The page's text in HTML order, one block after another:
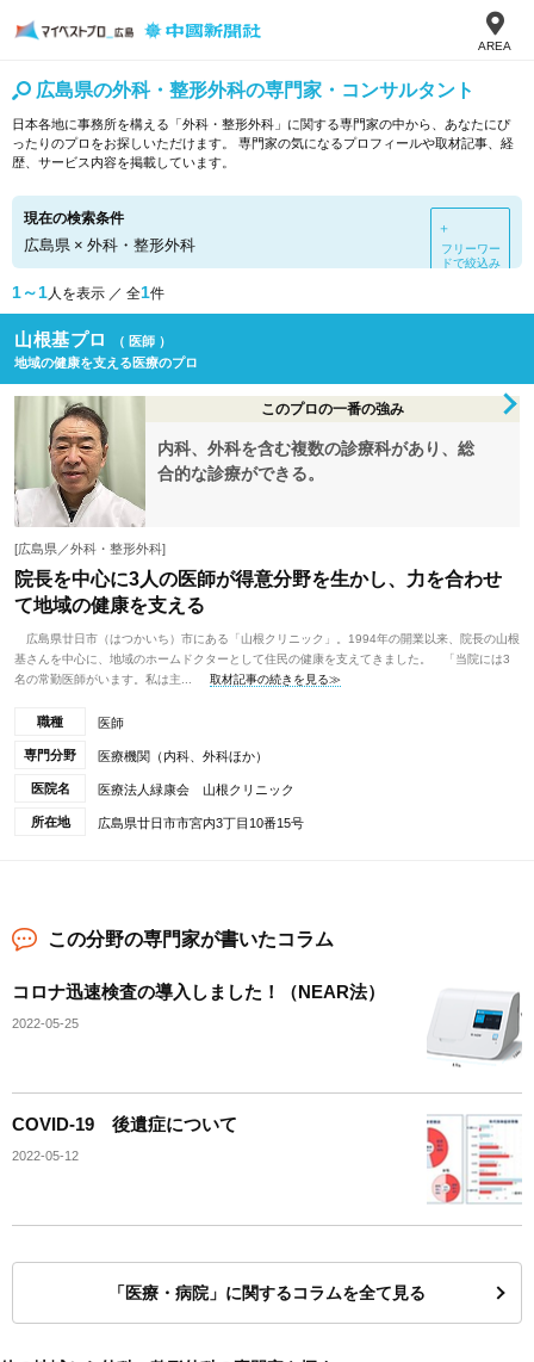
AREA
広島県の外科・整形外科の専門家・コンサルタント
日本各地に事務所を構える「外科・整形外科」に関する専門家の中から、あなたにぴ
ったりのプロをお探しいただけます。 専門家の気になるプロフィールや取材記事、経
歴、サービス内容を掲載しています。
現在の検索条件
広島県 × 外科・整形外科
＋
フリーワー
ドで絞込み
1～1人を表示 ／ 全1件
山根基プロ
（ 医師 ）
地域の健康を支える医療のプロ
このプロの一番の強み
内科、外科を含む複数の診療科があり、総
合的な診療ができる。
[広島県／外科・整形外科]
院長を中心に3人の医師が得意分野を生かし、力を合わせ
て地域の健康を支える
広島県廿日市（はつかいち）市にある「山根クリニック」。1994年の開業以来、院長の山根
基さんを中心に、地域のホームドクターとして住民の健康を支えてきました。 「当院には3
名の常勤医師がいます。私は主...
取材記事の続きを見る≫
職種 医師
専門分野 医療機関（内科、外科ほか）
医院名 医療法人緑康会 山根クリニック
所在地 広島県廿日市市宮内3丁目10番15号
この分野の専門家が書いたコラム
コロナ迅速検査の導入しました！（NEAR法）
2022-05-25
COVID-19 後遺症について
2022-05-12
「医療・病院」に関するコラムを全て見る